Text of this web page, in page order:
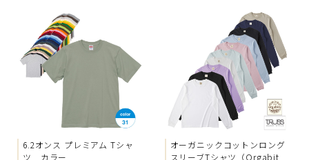
6.2オンス プレミアム Tシャ
ツ カラー
オーガニックコットンロング
スリーブTシャツ（Orgabit